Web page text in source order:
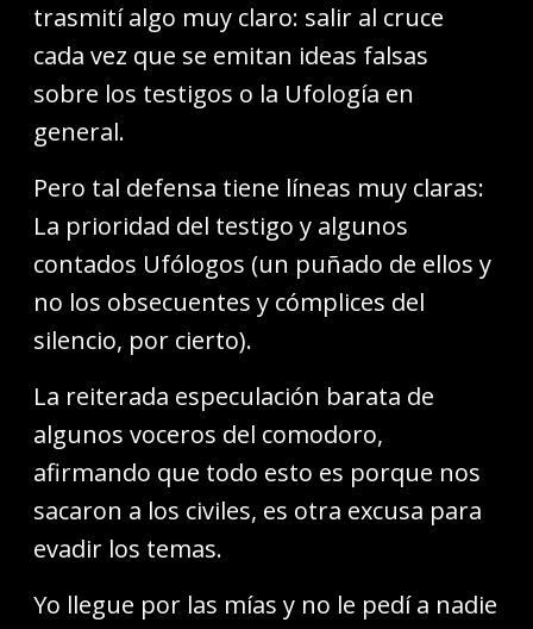
trasmití algo muy claro: salir al cruce
cada vez que se emitan ideas falsas
sobre los testigos o la Ufología en
general.
Pero tal defensa tiene líneas muy claras:
La prioridad del testigo y algunos
contados Ufólogos (un puñado de ellos y
no los obsecuentes y cómplices del
silencio, por cierto).
La reiterada especulación barata de
algunos voceros del comodoro,
afirmando que todo esto es porque nos
sacaron a los civiles, es otra excusa para
evadir los temas.
Yo llegue por las mías y no le pedí a nadie